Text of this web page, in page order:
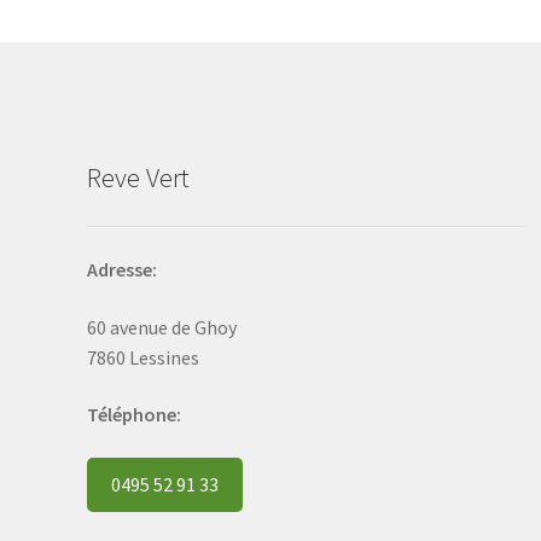
Reve Vert
Adresse:
60 avenue de Ghoy
7860 Lessines
Téléphone:
0495 52 91 33